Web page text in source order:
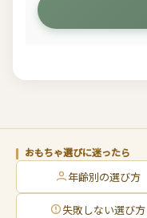
おもちゃ選びに迷ったら
年齢別の選び方
失敗しない選び方